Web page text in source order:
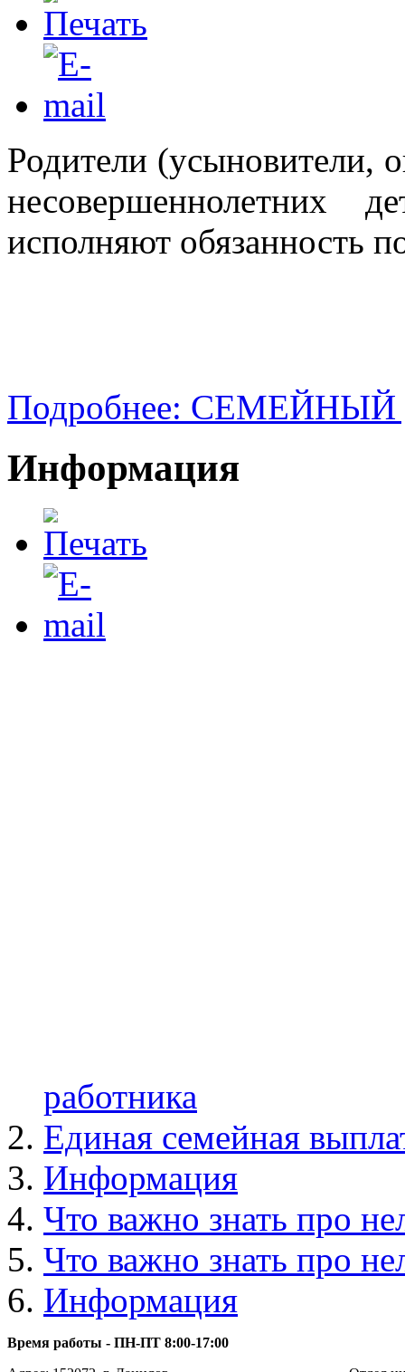
Родители (усыновители,
несовершеннолетних
исполняют обязанность
Подробнее: СЕМЕЙНЫЙ
Информация
работника
Единая семейная
Информация
Что важно знать про
Что важно знать про
Информация
Время работы - ПН-ПТ 8:00-17:00